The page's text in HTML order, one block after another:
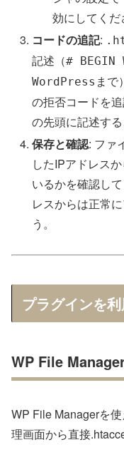
効にしてくだ
コードの追記:
記述（# BEGIN
WordPress まで
の拒否コードを
の先頭に記述する
保存と確認: ファ
したIPアドレス
いるかを確認し
レスからは正常
う。
プラグインを
WP File
WP File Managerを
理画面から直接